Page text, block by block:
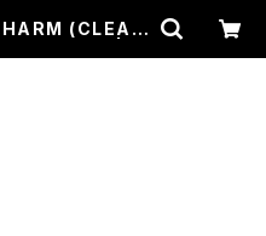
(CLEAR